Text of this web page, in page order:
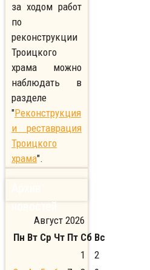
за ходом работ
по
реконструкции
Троицкого
храма можно
наблюдать в
разделе
"Реконструкция
и реставрация
Троицкого
храма".
новостей
Август 2026
Пн Вт Ср Чт Пт Сб Вс
1
2